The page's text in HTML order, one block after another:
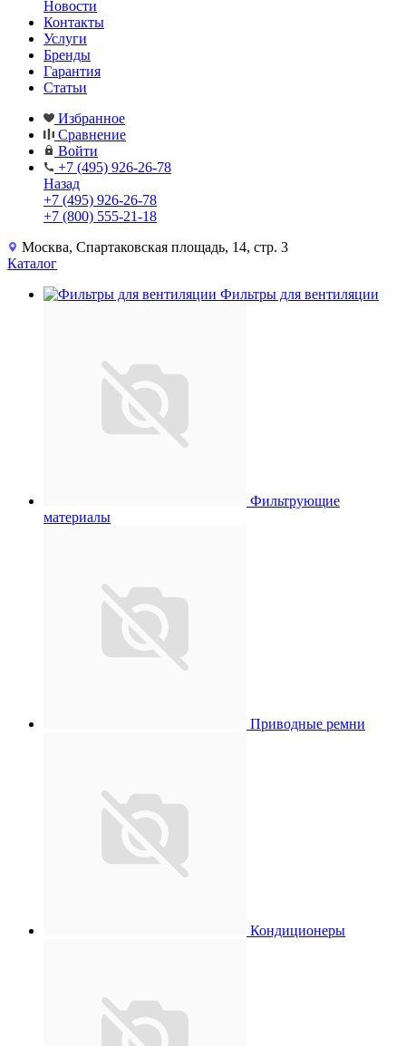
Новости
Контакты
Услуги
Бренды
Гарантия
Статьи
Избранное
Сравнение
Войти
+7 (495) 926-26-78
Назад
+7 (495) 926-26-78
+7 (800) 555-21-18
Москва, Спартаковская площадь, 14, стр. 3
Каталог
Фильтры для вентиляции
Фильтрующие
материалы
Приводные ремни
Кондиционеры